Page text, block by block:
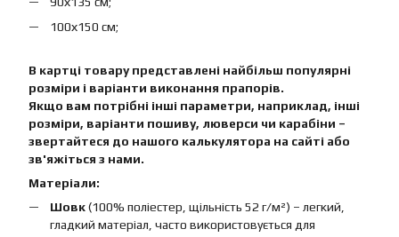
100х150 см;
В картці товару представлені найбільш популярні
розміри і варіанти виконання прапорів.
Якщо вам потрібні інші параметри, наприклад, інші
розміри, варіанти пошиву, люверси чи карабіни –
звертайтеся до нашого калькулятора на сайті або
зв'яжіться з нами.
Матеріали:
Шовк(100% поліестер, щільність 52 г/м²) – легкий,
гладкий матеріал, часто використовується для